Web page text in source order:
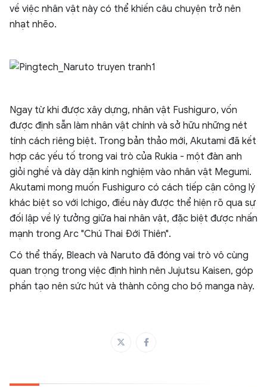
về việc nhân vật này có thể khiến câu chuyện trở nên
nhạt nhẽo.
Ngay từ khi được xây dựng, nhân vật Fushiguro, vốn
được định sẵn làm nhân vật chính và sở hữu những nét
tính cách riêng biệt. Trong bản thảo mới, Akutami đã kết
hợp các yếu tố trong vai trò của Rukia - một đàn anh
giỏi nghề và dày dặn kinh nghiệm vào nhân vật Megumi.
Akutami mong muốn Fushiguro có cách tiếp cận công lý
khác biệt so với Ichigo, điều này được thể hiện rõ qua sự
đối lập về lý tưởng giữa hai nhân vật, đặc biệt được nhấn
mạnh trong Arc "Chú Thai Đới Thiên".
Có thể thấy, Bleach và Naruto đã đóng vai trò vô cùng
quan trọng trong việc định hình nên Jujutsu Kaisen, góp
phần tạo nên sức hút và thành công cho bộ manga này.